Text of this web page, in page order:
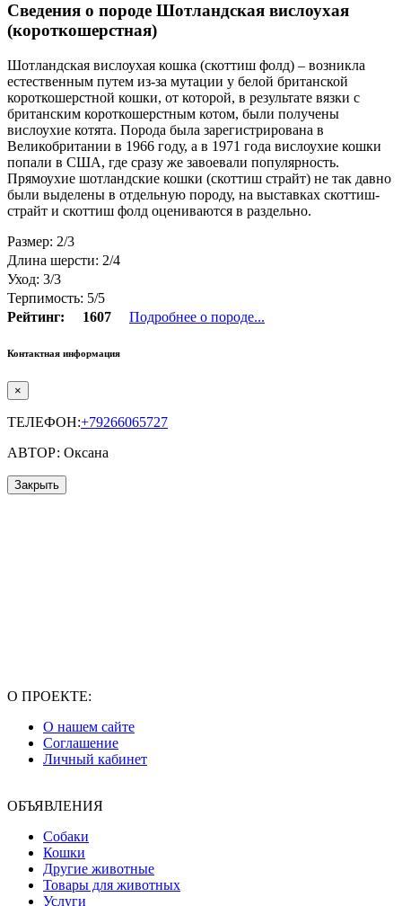
Сведения о породе Шотландская вислоухая
(короткошерстная)
Шотландская вислоухая кошка (скоттиш фолд) – возникла
естественным путем из-за мутации у белой британской
короткошерстной кошки, от которой, в результате вязки с
британским короткошерстным котом, были получены
вислоухие котята. Порода была зарегистрирована в
Великобритании в 1966 году, а в 1971 года вислоухие кошки
попали в США, где сразу же завоевали популярность.
Прямоухие шотландские кошки (скоттиш страйт) не так давно
были выделены в отдельную породу, на выставках скоттиш-
страйт и скоттиш фолд оцениваются в раздельно.
Размер: 2/3
Длина шерсти: 2/4
Уход: 3/3
Терпимость: 5/5
Рейтинг:
1607 Подробнее о породе...
Контактная информация
×
ТЕЛЕФОН:+79266065727
АВТОР: Оксана
Закрыть
О ПРОЕКТЕ:
О нашем сайте
Соглашение
Личный кабинет
ОБЪЯВЛЕНИЯ
Собаки
Кошки
Другие животные
Товары для животных
Услуги